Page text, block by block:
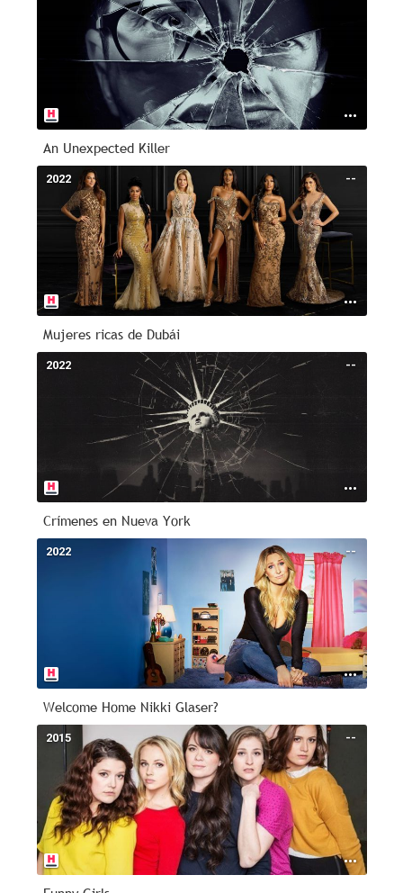
An Unexpected Killer
--
2022
Mujeres ricas de Dubái
--
2022
Crímenes en Nueva York
--
2022
Welcome Home Nikki Glaser?
--
2015